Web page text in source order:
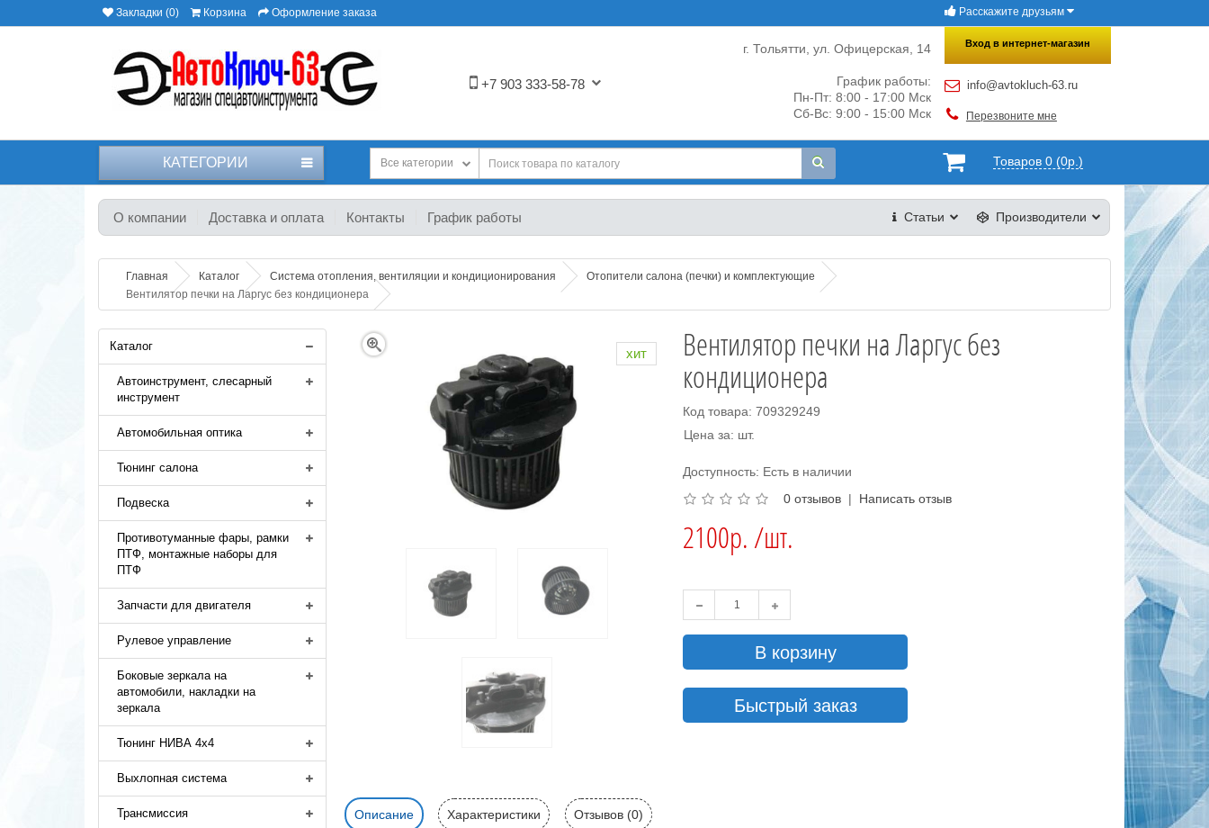
×
Закладки (0) Корзина Оформление заказа Расскажите друзьям
+7 903 333-58-78
Вход в интернет-магазин
info@avtokluch-63.ru
Перезвоните мне
г. Тольятти, ул. Офицерская, 14
График работы:
Пн-Пт: 8:00 - 17:00 Мск
Сб-Вс: 9:00 - 15:00 Мск
КАТЕГОРИИ Товаров 0 (0р.)
Все категории
О компании Доставка и оплата Контакты График работы Производители
Статьи
Главная Каталог Система отопления, вентиляции и кондиционирования
Отопители салона (печки) и комплектующие
Вентилятор печки на Ларгус без кондиционера
Каталог
Автоинструмент, слесарный
инструмент
Автомобильная оптика
Тюнинг салона
Подвеска
Противотуманные фары, рамки
ПТФ, монтажные наборы для
ПТФ
Запчасти для двигателя
Рулевое управление
Боковые зеркала на
автомобили, накладки на
зеркала
Тюнинг НИВА 4х4
Выхлопная система
Трансмиссия
хит
Вентилятор печки на Ларгус без
кондиционера
Код товара: 709329249
Цена за: шт.
Доступность: Есть в наличии
0 отзывов | Написать отзыв
2100р. /шт.
В корзину
Быстрый заказ
Описание Характеристики Отзывов (0)